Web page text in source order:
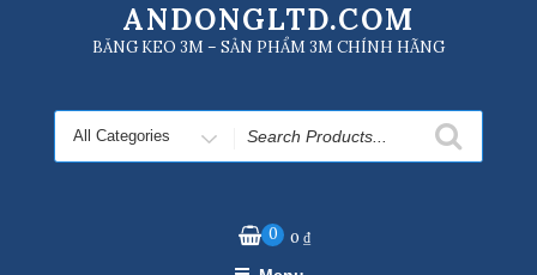
ANDONGLTD.COM
BĂNG KEO 3M – SẢN PHẨM 3M CHÍNH HÃNG
Search
for
0 0₫